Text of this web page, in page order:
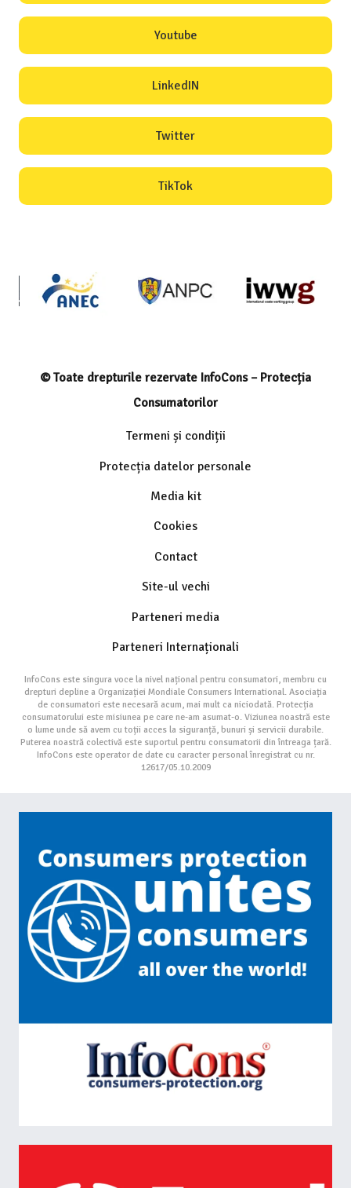
Youtube
LinkedIN
Twitter
TikTok
© Toate drepturile rezervate InfoCons – Protecția
Consumatorilor
Termeni și condiții
Protecția datelor personale
Media kit
Cookies
Contact
Site-ul vechi
Parteneri media
Parteneri Internaționali
InfoCons este singura voce la nivel național pentru consumatori, membru cu
drepturi depline a Organizației Mondiale Consumers International. Asociația
de consumatori este necesară acum, mai mult ca niciodată. Protecția
consumatorului este misiunea pe care ne-am asumat-o. Viziunea noastră este
o lume unde să avem cu toții acces la siguranță, bunuri și servicii durabile.
Puterea noastră colectivă este suportul pentru consumatorii din întreaga țară.
InfoCons este operator de date cu caracter personal înregistrat cu nr.
12617/05.10.2009